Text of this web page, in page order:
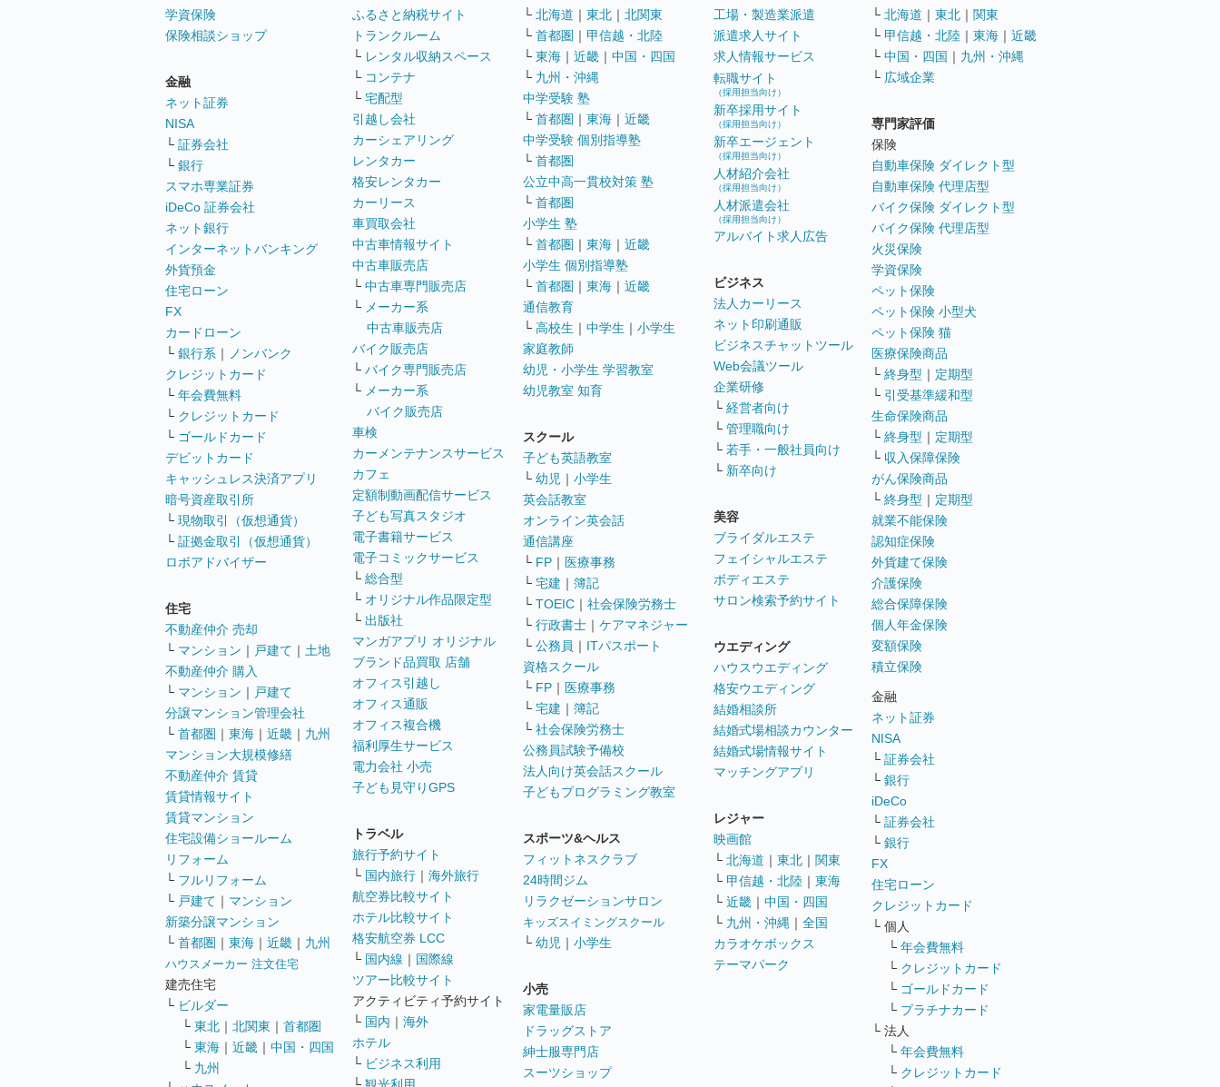
学資保険
保険相談ショップ
金融
ネット証券
NISA
└ 証券会社
└ 銀行
スマホ専業証券
iDeCo 証券会社
ネット銀行
インターネットバンキング
外貨預金
住宅ローン
FX
カードローン
└ 銀行系 ｜
ノンバンク
クレジットカード
└ 年会費無料
└ クレジットカード
└ ゴールドカード
デビットカード
キャッシュレス決済アプリ
暗号資産取引所
└ 現物取引（仮想通貨）
└ 証拠金取引（仮想通貨）
ロボアドバイザー
住宅
不動産仲介 売却
└ マンション ｜ 戸建て ｜ 土地
不動産仲介 購入
└ マンション ｜ 戸建て
分譲マンション管理会社
└ 首都圏 ｜ 東海 ｜ 近畿 ｜ 九州
マンション大規模修繕
不動産仲介 賃貸
賃貸情報サイト
賃貸マンション
住宅設備ショールーム
リフォーム
└ フルリフォーム
└ 戸建て ｜ マンション
新築分譲マンション
└ 首都圏 ｜ 東海 ｜ 近畿 ｜ 九州
ハウスメーカー 注文住宅
建売住宅
└ ビルダー
└ 東北 ｜ 北関東 ｜ 首都圏
└ 東海 ｜ 近畿 ｜ 中国・四国
└ 九州
ふるさと納税サイト
トランクルーム
└ レンタル収納スペース
└ コンテナ
└ 宅配型
引越し会社
カーシェアリング
レンタカー
格安レンタカー
カーリース
車買取会社
中古車情報サイト
中古車販売店
└ 中古車専門販売店
└ メーカー系
中古車販売店
バイク販売店
└ バイク専門販売店
└ メーカー系
バイク販売店
車検
カーメンテナンスサービス
カフェ
定額制動画配信サービス
子ども写真スタジオ
電子書籍サービス
電子コミックサービス
└ 総合型
└ オリジナル作品限定型
└ 出版社
マンガアプリ オリジナル
ブランド品買取 店舗
オフィス引越し
オフィス通販
オフィス複合機
福利厚生サービス
電力会社 小売
子ども見守りGPS
トラベル
旅行予約サイト
└ 国内旅行 ｜ 海外旅行
航空券比較サイト
ホテル比較サイト
格安航空券 LCC
└ 国内線 ｜ 国際線
ツアー比較サイト
アクティビティ予約サイト
└ 国内 ｜ 海外
ホテル
└ ビジネス利用
└ 北海道 ｜ 東北 ｜ 北関東
└ 首都圏 ｜ 甲信越・北陸
└ 東海 ｜ 近畿 ｜ 中国・四国
└ 九州・沖縄
中学受験 塾
└ 首都圏 ｜ 東海 ｜ 近畿
中学受験 個別指導塾
└ 首都圏
公立中高一貫校対策 塾
└ 首都圏
小学生 塾
└ 首都圏 ｜ 東海 ｜ 近畿
小学生 個別指導塾
└ 首都圏 ｜ 東海 ｜ 近畿
通信教育
└ 高校生 ｜ 中学生 ｜ 小学生
家庭教師
幼児・小学生 学習教室
幼児教室 知育
スクール
子ども英語教室
└ 幼児 ｜ 小学生
英会話教室
オンライン英会話
通信講座
└ FP ｜ 医療事務
└ 宅建 ｜ 簿記
└ TOEIC ｜ 社会保険労務士
└ 行政書士 ｜ ケアマネジャー
└ 公務員 ｜ ITパスポート
資格スクール
└ FP ｜ 医療事務
└ 宅建 ｜ 簿記
└ 社会保険労務士
公務員試験予備校
法人向け英会話スクール
子どもプログラミング教室
スポーツ&ヘルス
フィットネスクラブ
24時間ジム
リラクゼーションサロン
キッズスイミングスクール
└ 幼児 ｜ 小学生
小売
家電量販店
ドラッグストア
紳士服専門店
スーツショップ
工場・製造業派遣
派遣求人サイト
求人情報サービス
転職サイト
（採用担当向け）
新卒採用サイト
（採用担当向け）
新卒エージェント
（採用担当向け）
人材紹介会社
（採用担当向け）
人材派遣会社
（採用担当向け）
アルバイト求人広告
ビジネス
法人カーリース
ネット印刷通販
ビジネスチャットツール
Web会議ツール
企業研修
└ 経営者向け
└ 管理職向け
└ 若手・一般社員向け
└ 新卒向け
美容
ブライダルエステ
フェイシャルエステ
ボディエステ
サロン検索予約サイト
ウエディング
ハウスウエディング
格安ウエディング
結婚相談所
結婚式場相談カウンター
結婚式場情報サイト
マッチングアプリ
レジャー
映画館
└ 北海道 ｜ 東北 ｜ 関東
└ 甲信越・北陸 ｜ 東海
└ 近畿 ｜ 中国・四国
└ 九州・沖縄 ｜ 全国
カラオケボックス
テーマパーク
└ 北海道 ｜ 東北 ｜ 関東
└ 甲信越・北陸 ｜ 東海 ｜ 近畿
└ 中国・四国 ｜ 九州・沖縄
└ 広域企業
専門家評価
保険
自動車保険 ダイレクト型
自動車保険 代理店型
バイク保険 ダイレクト型
バイク保険 代理店型
火災保険
学資保険
ペット保険
ペット保険 小型犬
ペット保険 猫
医療保険商品
└ 終身型 ｜ 定期型
└ 引受基準緩和型
生命保険商品
└ 終身型 ｜ 定期型
└ 収入保障保険
がん保険商品
└ 終身型 ｜ 定期型
就業不能保険
認知症保険
外貨建て保険
介護保険
総合保障保険
個人年金保険
変額保険
積立保険
金融
ネット証券
NISA
└ 証券会社
└ 銀行
iDeCo
└ 証券会社
└ 銀行
FX
住宅ローン
クレジットカード
└ 個人
└ 年会費無料
└ クレジットカード
└ ゴールドカード
└ プラチナカード
└ 法人
└ 年会費無料
└ クレジットカード